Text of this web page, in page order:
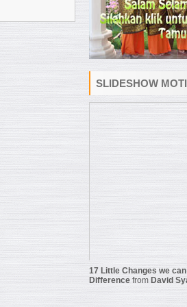
SLIDESHOW
17 Little Changes we
Difference from David